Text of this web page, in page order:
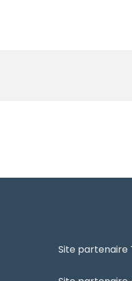
Site partenaire